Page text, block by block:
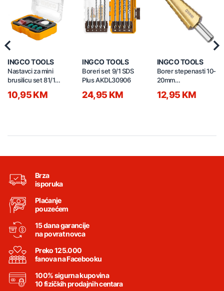
INGCO TOOLS
Nastavci za mini
brusilicu set 81/1
10,95 KM
INGCO TOOLS
Boreri set 9/1 SDS
Plus AKDL30906
24,95 KM
INGCO TOOLS
Borer stepenasti 10-
20mm
12,95 KM
Brza
isporuka
Plaćanje
pouzećem
15 dana garancije
na povrat novca
Preko 125.000
fanova na Facebooku
100% sigurna kupovina
10 fizičkih prodajnih centara